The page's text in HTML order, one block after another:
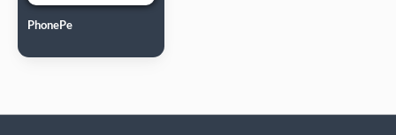
PhonePe